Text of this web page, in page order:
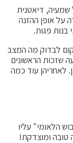
שמעיה, דיאטנית
על אופן ההזנה
בנות פגות.
מקום לבדוק מה המצב
שזכות הראשונים
לאחריהן עוד כמה
הלאומי" עליו
טובה ומוצדקת!